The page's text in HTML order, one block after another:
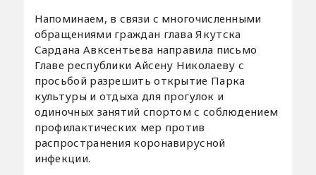
Напоминаем, в связи с многочисленными
обращениями граждан глава Якутска
Сардана Авксентьева направила письмо
Главе республики Айсену Николаеву с
просьбой разрешить открытие Парка
культуры и отдыха для прогулок и
одиночных занятий спортом с соблюдением
профилактических мер против
распространения коронавирусной
инфекции.